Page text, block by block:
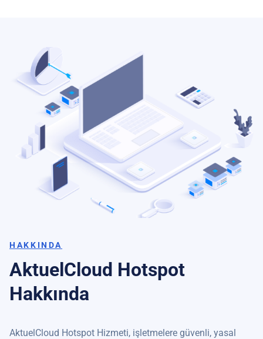
HAKKINDA
AktuelCloud Hotspot
Hakkında
AktuelCloud Hotspot Hizmeti, işletmelere güvenli, yasal